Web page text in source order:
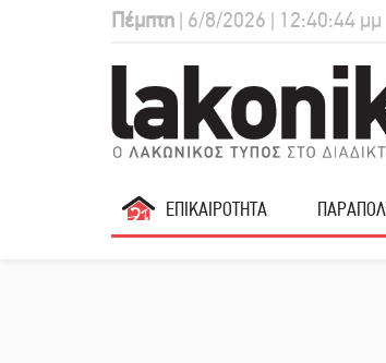
Πέμπτη | 6/8/2026 | 12:40:45 μμ
ΕΠΙΚΑΙΡΟΤΗΤΑ